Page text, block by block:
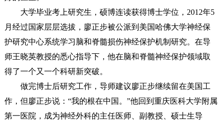
大学毕业考上研究生，硕博连读获得博士学位，2012年5
月经过国家层层选拔，廖正步被公派到美国哈佛大学神经保
护研究中心系统学习脑和脊髓损伤神经保护机制研究。在导
师王晓英教授的悉心指导下，他在脑和脊髓神经保护领域取
得了一个又一个科研新突破。
做完博士后研究工作，导师建议廖正步继续留在美国工
作，但廖正步说：“我的根在中国。”他回到重庆医科大学附属
第一医院，成为神经外科的主任医师、副教授、硕士生导